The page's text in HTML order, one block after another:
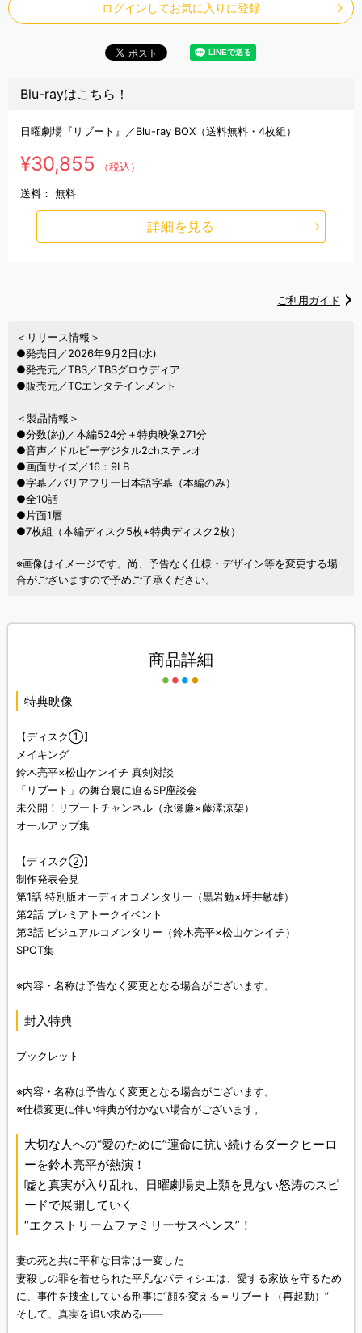
ログインしてお気に入りに登録
Blu-rayはこちら！
日曜劇場『リブート』／Blu-ray BOX（送料無料・4枚組）
¥30,855 （税込）
送料： 無料
詳細を見る
ご利用ガイド
＜リリース情報＞
●発売日／2026年9月2日(水)
●発売元／TBS／TBSグロウディア
●販売元／TCエンタテインメント
＜製品情報＞
●分数(約)／本編524分＋特典映像271分
●音声／ドルビーデジタル2chステレオ
●画面サイズ／16：9LB
●字幕／バリアフリー日本語字幕（本編のみ）
●全10話
●片面1層
●7枚組（本編ディスク5枚+特典ディスク2枚）
※画像はイメージです。尚、予告なく仕様・デザイン等を変更する場
合がございますので予めご了承ください。
商品詳細
特典映像
【ディスク①】
メイキング
鈴木亮平×松山ケンイチ 真剣対談
「リブート」の舞台裏に迫るSP座談会
未公開！リブートチャンネル（永瀬廉×藤澤涼架）
オールアップ集
【ディスク②】
制作発表会見
第1話 特別版オーディオコメンタリー（黒岩勉×坪井敏雄）
第2話 プレミアトークイベント
第3話 ビジュアルコメンタリー（鈴木亮平×松山ケンイチ）
SPOT集
※内容・名称は予告なく変更となる場合がございます。
封入特典
ブックレット
※内容・名称は予告なく変更となる場合がございます。
※仕様変更に伴い特典が付かない場合がございます。
大切な人への“愛のために”運命に抗い続けるダークヒーロ
ーを鈴木亮平が熱演！
嘘と真実が入り乱れ、日曜劇場史上類を見ない怒涛のスピ
ードで展開していく
“エクストリームファミリーサスペンス”！
妻の死と共に平和な日常は一変した
妻殺しの罪を着せられた平凡なパティシエは、愛する家族を守るため
に、事件を捜査している刑事に“顔を変える＝リブート（再起動）”
そして、真実を追い求める——